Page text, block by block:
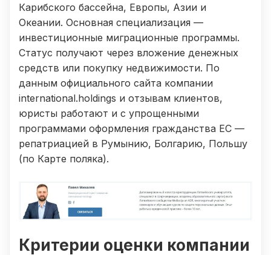
Карибского бассейна, Европы, Азии и
Океании. Основная специализация —
инвестиционные миграционные программы.
Статус получают через вложение денежных
средств или покупку недвижимости. По
данным официального сайта компании
international.holdings и отзывам клиентов,
юристы работают и с упрощенными
программами оформления гражданства ЕС —
репатриацией в Румынию, Болгарию, Польшу
(по Карте поляка).
Критерии оценки компании